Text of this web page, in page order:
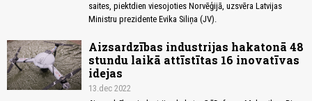
saites, piektdien viesojoties Norvēģijā, uzsvēra Latvijas
Ministru prezidente Evika Siliņa (JV).
Aizsardzības industrijas hakatonā 48
stundu laikā attīstītas 16 inovatīvas
idejas
13.dec 2022